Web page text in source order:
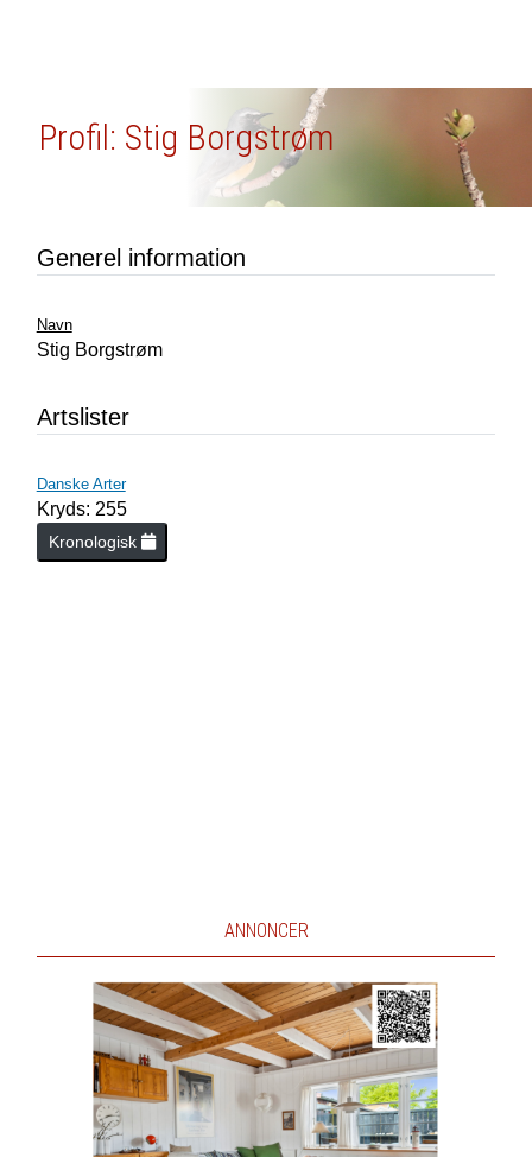
Profil: Stig Borgstrøm
Generel information
Navn
Stig Borgstrøm
Artslister
Danske Arter
Kryds: 255
Kronologisk
ANNONCER